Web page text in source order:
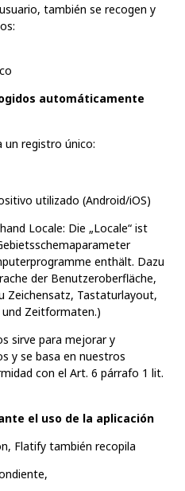
también se recogen y
automáticamente
un registro único:
utilizado (Android/iOS)
Locale: Die „Locale“ ist
enthält. Dazu
der Benutzeroberfläche,
Zeichensatz, Tastaturlayout,
Zeitformaten.)
sirve para mejorar y
y se basa en nuestros
con el Art. 6 párrafo 1 lit.
el uso de la aplicación
Flatify también recopila